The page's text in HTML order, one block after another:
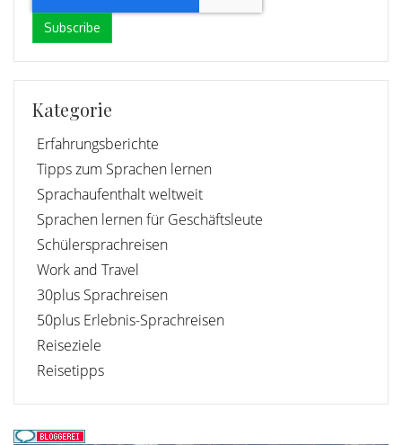
Kategorie
Erfahrungsberichte
Tipps zum Sprachen lernen
Sprachaufenthalt weltweit
Sprachen lernen für Geschäftsleute
Schülersprachreisen
Work and Travel
30plus Sprachreisen
50plus Erlebnis-Sprachreisen
Reiseziele
Reisetipps